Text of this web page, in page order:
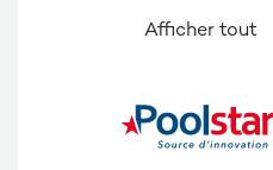
Afficher tout